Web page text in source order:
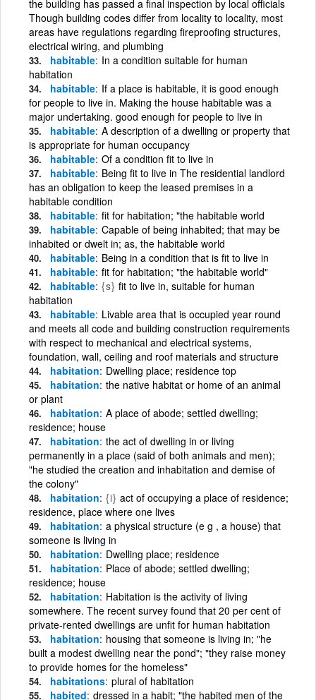
the building has passed a final inspection by local officials
Though building codes differ from locality to locality, most
areas have regulations regarding fireproofing structures,
electrical wiring, and plumbing
habitable In a condition suitable for human
habitation
habitable If a place is habitable, it is good enough
for people to live in. Making the house habitable was a
major undertaking. good enough for people to live in
habitable A description of a dwelling or property that
is appropriate for human occupancy
habitable Of a condition fit to live in
habitable Being fit to live in The residential landlord
has an obligation to keep the leased premises in a
habitable condition
habitable fit for habitation; "the habitable world
habitable Capable of being inhabited; that may be
inhabited or dwelt in; as, the habitable world
habitable Being in a condition that is fit to live in
habitable fit for habitation; "the habitable world"
habitable {s} fit to live in, suitable for human
habitation
habitable Livable area that is occupied year round
and meets all code and building construction requirements
with respect to mechanical and electrical systems,
foundation, wall, ceiling and roof materials and structure
habitation Dwelling place; residence top
habitation the native habitat or home of an animal
or plant
habitation A place of abode; settled dwelling;
residence; house
habitation the act of dwelling in or living
permanently in a place (said of both animals and men);
"he studied the creation and inhabitation and demise of
the colony"
habitation {i} act of occupying a place of residence;
residence, place where one lives
habitation a physical structure (e g , a house) that
someone is living in
habitation Dwelling place; residence
habitation Place of abode; settled dwelling;
residence; house
habitation Habitation is the activity of living
somewhere. The recent survey found that 20 per cent of
private-rented dwellings are unfit for human habitation
habitation housing that someone is living in; "he
built a modest dwelling near the pond"; "they raise money
to provide homes for the homeless"
habitations plural of habitation
habited dressed in a habit; "the habited men of the